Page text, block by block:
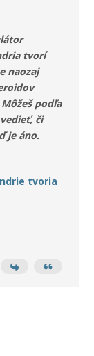
tvorí
naozaj
podľa
či
je áno.
tvoria